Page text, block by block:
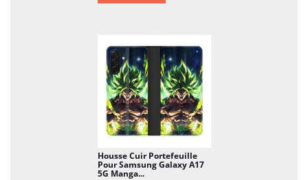
Housse Cuir Portefeuille
Pour Samsung Galaxy A17
5G Manga...